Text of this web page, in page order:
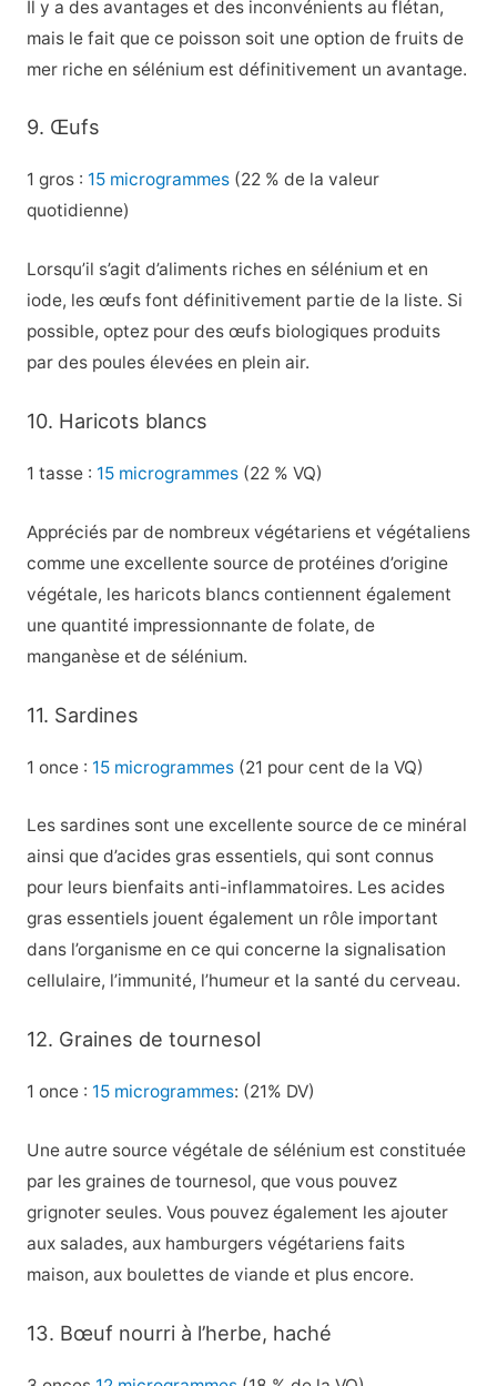
Il y a des avantages et des inconvénients au flétan,
mais le fait que ce poisson soit une option de fruits de
mer riche en sélénium est définitivement un avantage.
9. Œufs
1 gros : 15 microgrammes(22 % de la valeur
quotidienne)
Lorsqu’il s’agit d’aliments riches en sélénium et en
iode, les œufs font définitivement partie de la liste. Si
possible, optez pour des œufs biologiques produits
par des poules élevées en plein air.
10. Haricots blancs
1 tasse : 15 microgrammes(22 % VQ)
Appréciés par de nombreux végétariens et végétaliens
comme une excellente source de protéines d’origine
végétale, les haricots blancs contiennent également
une quantité impressionnante de folate, de
manganèse et de sélénium.
11. Sardines
1 once : 15 microgrammes(21 pour cent de la VQ)
Les sardines sont une excellente source de ce minéral
ainsi que d’acides gras essentiels, qui sont connus
pour leurs bienfaits anti-inflammatoires. Les acides
gras essentiels jouent également un rôle important
dans l’organisme en ce qui concerne la signalisation
cellulaire, l’immunité, l’humeur et la santé du cerveau.
12. Graines de tournesol
1 once : 15 microgrammes: (21% DV)
Une autre source végétale de sélénium est constituée
par les graines de tournesol, que vous pouvez
grignoter seules. Vous pouvez également les ajouter
aux salades, aux hamburgers végétariens faits
maison, aux boulettes de viande et plus encore.
13. Bœuf nourri à l’herbe, haché